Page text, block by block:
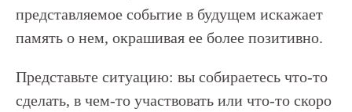
представляемое событие в будущем искажает
память о нем, окрашивая ее более позитивно.
Представьте ситуацию: вы собираетесь что-то
сделать, в чем-то участвовать или что-то скоро